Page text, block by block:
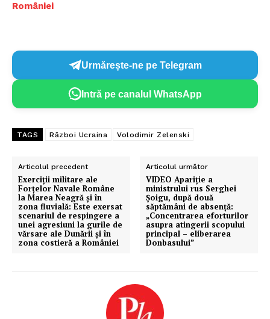
României
Urmărește-ne pe Telegram
Intră pe canalul WhatsApp
TAGS Război Ucraina Volodimir Zelenski
Articolul precedent
​Exerciții militare ale
Forțelor Navale Române
la Marea Neagră și în
zona fluvială: Este exersat
scenariul de respingere a
unei agresiuni la gurile de
vărsare ale Dunării și în
zona costieră a României
Articolul următor
​VIDEO Apariție a
ministrului rus Serghei
Șoigu, după două
săptămâni de absență:
„Concentrarea eforturilor
asupra atingerii scopului
principal – eliberarea
Donbasului”